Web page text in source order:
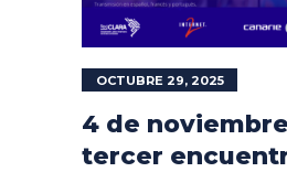
OCTUBRE 29, 2025
4 de
tercer